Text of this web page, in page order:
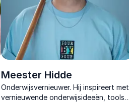
Meester Hidde
Onderwijsvernieuwer. Hij inspireert met
vernieuwende onderwijsideeën, tools